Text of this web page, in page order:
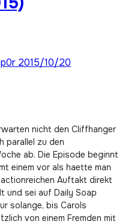
2015/10/20
parallel zu den
ab. Die Episode beginnt
einem vor als haette man
Auftakt direkt
und sei auf Daily Soap
solange, bis Carols
von einem Fremden mit